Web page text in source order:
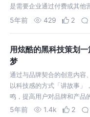
是需要企业通过付费或其他
私域的流量是归企业所有和
5年前 429 2
用炫酷的黑科技策划
梦
通过与品牌契合的创意内容
以科技感的方式「讲故事」
鸣，提高用户对品牌和产品
品牌形象。
5年前 1.4k 2